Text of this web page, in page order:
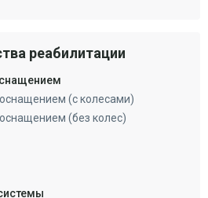
реабилитации
(с колесами)
(без колес)